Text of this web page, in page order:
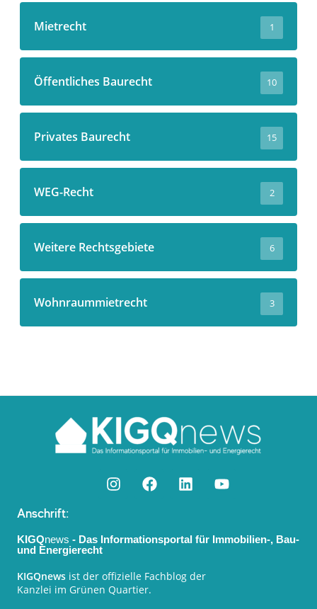
Mietrecht 1
Öffentliches Baurecht 10
Privates Baurecht 15
WEG-Recht 2
Weitere Rechtsgebiete 6
Wohnraummietrecht 3
Anschrift:
KIGQnews - Das Informationsportal für Immobilien-, Bau-
und Energierecht
KIGQnews ist der offizielle Fachblog der
Kanzlei im Grünen Quartier.